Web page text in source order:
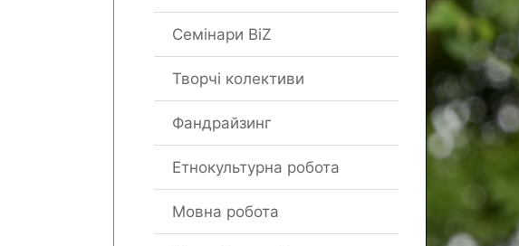
Семінари BiZ
Творчі колективи
Фандрайзинг
Етнокультурна робота
Мовна робота